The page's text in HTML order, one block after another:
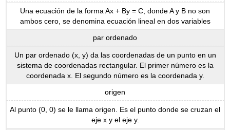
Una ecuación de la forma Ax + By = C, donde A y B no son
ambos cero, se denomina ecuación lineal en dos variables
par ordenado
Un par ordenado (x, y) da las coordenadas de un punto en un
sistema de coordenadas rectangular. El primer número es la
coordenada x. El segundo número es la coordenada y.
origen
Al punto (0, 0) se le llama origen. Es el punto donde se cruzan el
eje x y el eje y.